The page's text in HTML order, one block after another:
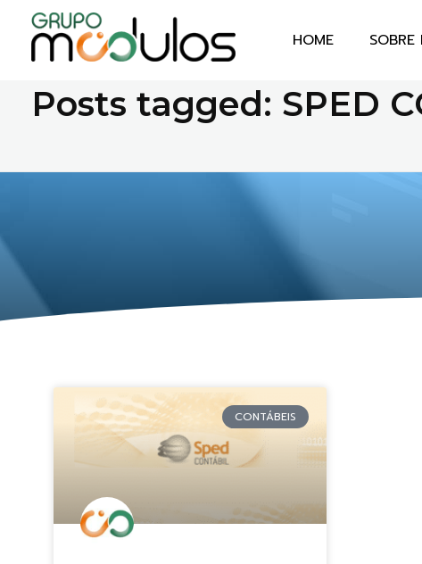
HOME SOBRE
SPED CONTABIL
Posts tagged: SPED
CONTÁBEIS